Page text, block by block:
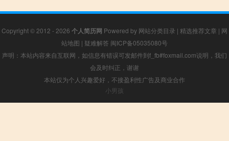
Copyright © 2012 - 2026 个人简历网 Powered by 网站分类目录 | 精选推荐文章 | 网
站地图 | 疑难解答 闽ICP备05035080号
声明：本站内容来自互联网，如信息有错误可发邮件到f_fb#foxmail.com说明，我们
会及时纠正，谢谢
本站仅为个人兴趣爱好，不接盈利性广告及商业合作
小男孩